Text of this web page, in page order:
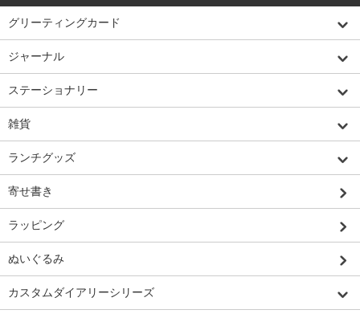
グリーティングカード
ジャーナル
ステーショナリー
雑貨
ランチグッズ
寄せ書き
ラッピング
ぬいぐるみ
カスタムダイアリーシリーズ